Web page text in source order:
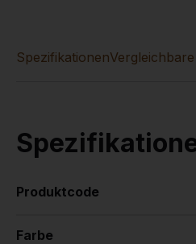
Spezifikationen
Produktcode
Farbe